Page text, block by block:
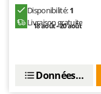
River Systems
Robomow
Royal Food
Disponibilité:1
Livraison gratuite
18 août - 20 août
Données